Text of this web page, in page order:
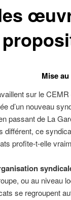
Mise
sur le
d’un nouveau
passant de La
différent, ce
profite-t-elle
ou au niveau
se regroupent